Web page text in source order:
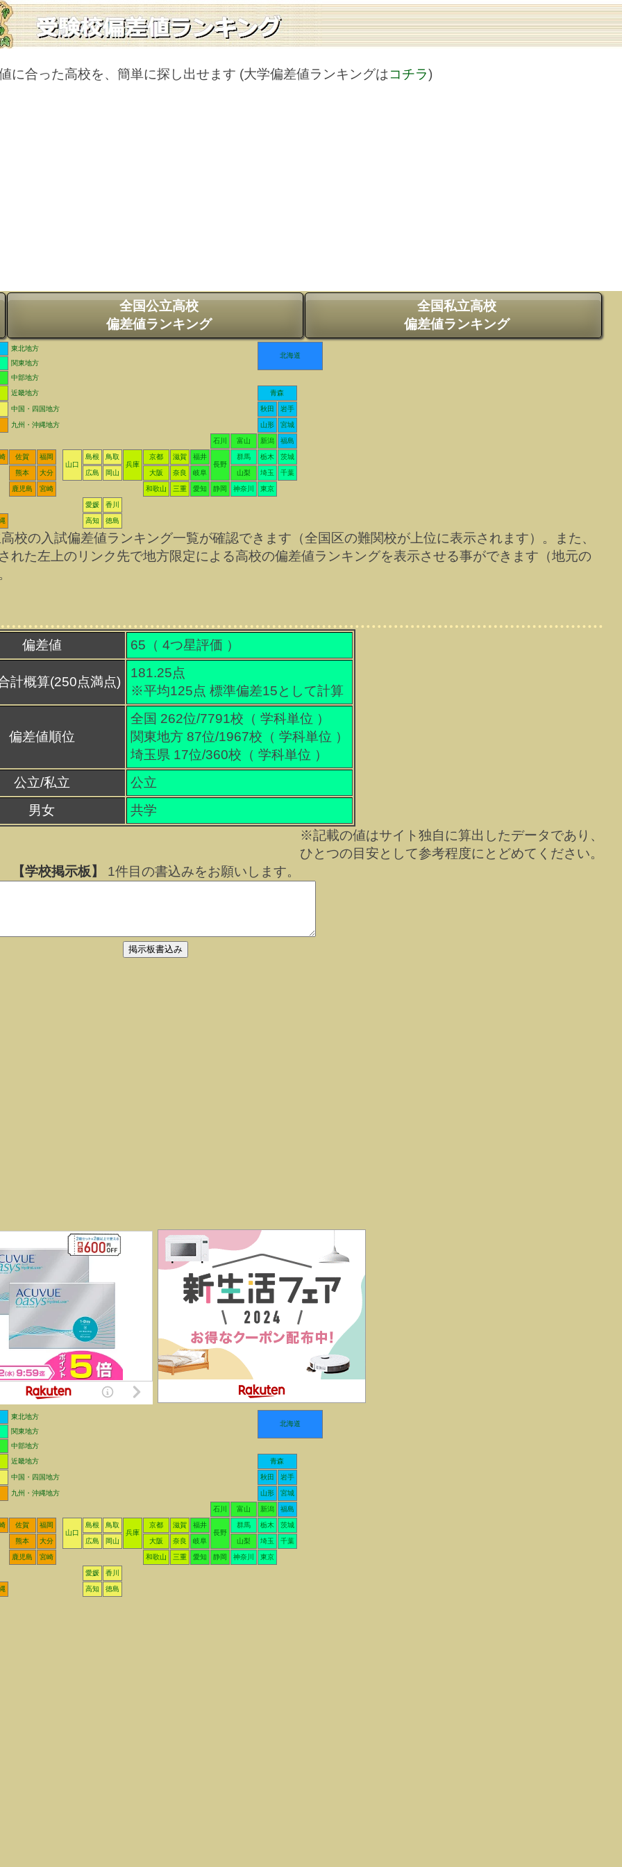
に合った高校を、簡単に探し出せます (大学偏差値ランキングはコチラ)
全国公立高校
偏差値ランキング
全国私立高校
偏差値ランキング
東北地方
北海道
関東地方
中部地方
近畿地方
青森
中国・四国地方 秋田 岩手
九州・沖縄地方 山形 宮城
石川 富山 新潟 福島
佐賀
福岡
山口
島根
鳥取
兵庫
京都 滋賀
福井
長野
群馬 栃木 茨城
熊本 大分 広島 岡山 大阪 奈良 岐阜 山梨 埼玉 千葉
鹿児島 宮崎 和歌山 三重 愛知 静岡 神奈川 東京
愛媛 香川
高知 徳島
の入試偏差値ランキング一覧が確認できます（全国区の難関校が上位に表示されます）。また、
れた左上のリンク先で地方限定による高校の偏差値ランキングを表示させる事ができます（地元の
偏差値 65（ 4つ星評価 ）
計概算(250点満点)
181.25点
※平均125点 標準偏差15として計算
偏差値順位
全国 262位/7791校（ 学科単位 ）
関東地方 87位/1967校（ 学科単位 ）
埼玉県 17位/360校（ 学科単位 ）
公立/私立
公立
男女
共学
※記載の値はサイト独自に算出したデータであり、
ひとつの目安として参考程度にとどめてください。
【学校掲示板】
1件目の書込みをお願いします。
東北地方
北海道
関東地方
中部地方
近畿地方
青森
中国・四国地方 秋田 岩手
九州・沖縄地方 山形 宮城
石川 富山 新潟 福島
佐賀
福岡
山口
島根
鳥取
兵庫
京都 滋賀
福井
長野
群馬 栃木 茨城
熊本 大分 広島 岡山 大阪 奈良 岐阜 山梨 埼玉 千葉
鹿児島 宮崎 和歌山 三重 愛知 静岡 神奈川 東京
愛媛 香川
高知 徳島